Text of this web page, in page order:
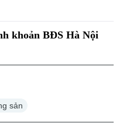
khoản BĐS Hà Nội
sản